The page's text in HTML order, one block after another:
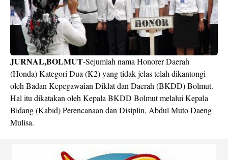
JURNAL,BOLMUT-Sejumlah nama Honorer Daerah
(Honda) Kategori Dua (K2) yang tidak jelas telah dikantongi
oleh Badan Kepegawaian Diklat dan Daerah (BKDD) Bolmut.
Hal itu dikatakan oleh Kepala BKDD Bolmut melalui Kepala
Bidang (Kabid) Perencanaan dan Disiplin, Abdul Muto Daeng
Mulisa.